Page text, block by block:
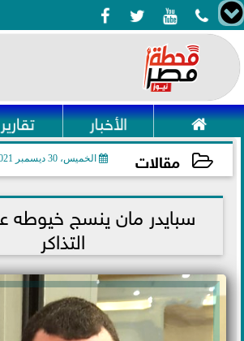
   
 الأخبار تقارير
مقالات الخميس، 30 ديسمبر 2021
2021-12-30 01:05:25سبايدر مان ينسج
التذاكر